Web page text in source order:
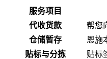
服务项目
代收货款
帮您
仓储暂存
恩施
贴标与分拣
贴标